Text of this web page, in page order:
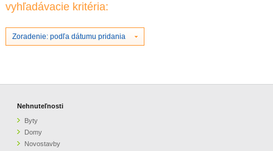
NOVOSTAVBY
NEBYTOVÉ PRIESTORY
GARÁŽE
PRIHLÁSENIE
REGISTRÁCIA
VÝVOJ CIEN REALÍT
ČLÁNKY O REALITÁCH
vyhľadávacie kritéria:
Zoradenie: podľa dátumu pridania
Nehnuteľnosti
Byty
Domy
Novostavby